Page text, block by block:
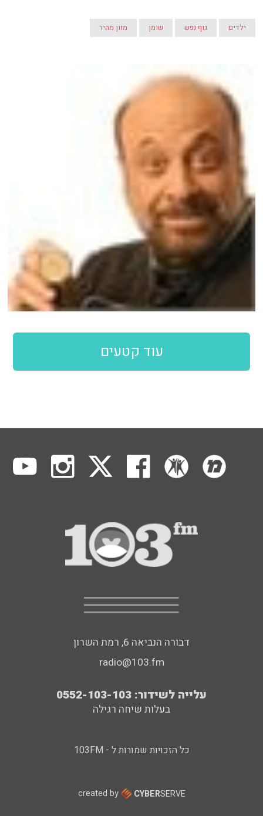
ילדים גוף נפש שומן מזון מהיר
עוד קטעים
דבורה הנביאה 6, רמת השרון
radio@103.fm
עלייה לשידור: 0552-103-103
בעלות שיחה רגילה
כל הזכויות שמורות ל - 103FM
created by CYBERSERVE